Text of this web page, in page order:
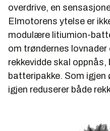
overdrive, en
Elmotorens ytelse er
modulære litiumion-
om trøndernes
rekkevidde skal
batteripakke. Som igjen
igjen reduserer både